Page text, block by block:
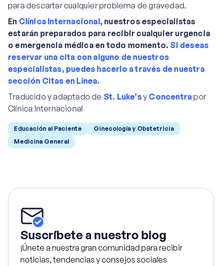
para descartar cualquier problema de gravedad.
En Clínica Internacional, nuestros especialistas
estarán preparados para recibir cualquier urgencia
o emergencia médica en todo momento. Si deseas
reservar una cita con alguno de nuestros
especialistas, puedes hacerlo a través de nuestra
sección Citas en Línea.
Traducido y adaptado de St. Luke'sy Concentrapor
Clínica Internacional
Educación al Paciente
Ginecología y Obstetricia
Medicina General
Suscríbete a nuestro blog
¡Únete a nuestra gran comunidad para recibir
noticias, tendencias y consejos sociales